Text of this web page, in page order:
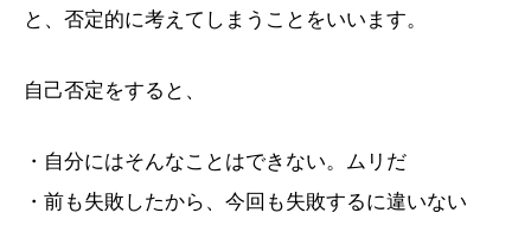
と、否定的に考えてしまうことをいいます。
自己否定をすると、
・自分にはそんなことはできない。ムリだ
・前も失敗したから、今回も失敗するに違いない